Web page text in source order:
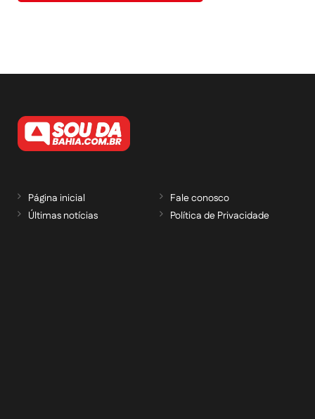
Página inicial
Últimas notícias
Fale conosco
Política de Privacidade